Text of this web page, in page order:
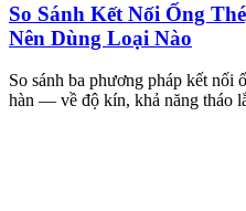
So Sánh Kết Nối Ống
Nên Dùng Loại Nào
So sánh ba phương pháp kết
hàn — về độ kín, khả năng tháo